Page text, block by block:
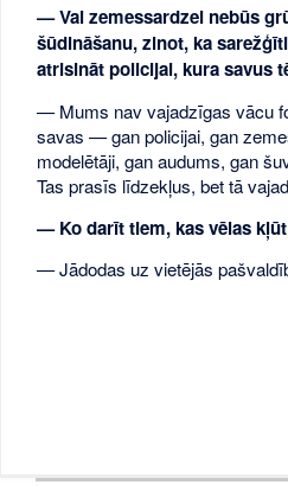
— Vai zemessardzei nebūs
šūdināšanu, zinot, ka
atrisināt policijai, kura savus
— Mums nav vajadzīgas vācu
savas — gan policijai, gan
modelētāji, gan audums, gan
Tas prasīs līdzekļus, bet tā
— Ko darīt tiem, kas vēlas
— Jādodas uz vietējās